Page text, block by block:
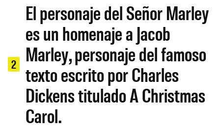
2
El personaje del Señor Marley
es un homenaje a Jacob
Marley, personaje del famoso
texto escrito por Charles
Dickens titulado A Christmas
Carol.